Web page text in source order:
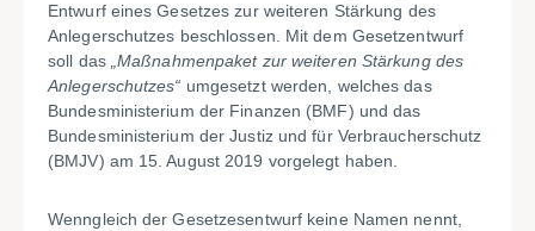
Entwurf eines Gesetzes zur weiteren Stärkung des
Anlegerschutzes beschlossen. Mit dem Gesetzentwurf
soll das „Maßnahmenpaket zur weiteren Stärkung des
Anlegerschutzes“ umgesetzt werden, welches das
Bundesministerium der Finanzen (BMF) und das
Bundesministerium der Justiz und für Verbraucherschutz
(BMJV) am 15. August 2019 vorgelegt haben.
Wenngleich der Gesetzesentwurf keine Namen nennt,